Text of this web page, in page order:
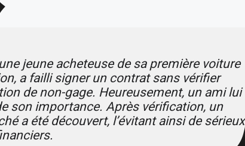
jeune acheteuse de sa première voiture
a failli signer un contrat sans vérifier
de non-gage. Heureusement, un ami lui
son importance. Après vérification, un
a été découvert, l’évitant ainsi de sérieux